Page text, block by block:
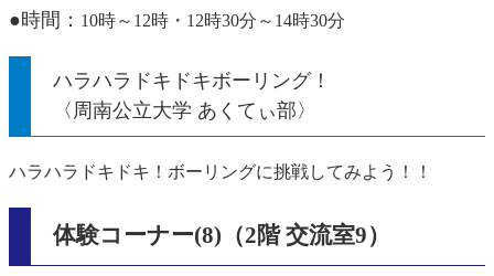
●時間： 10時～12時・12時30分～14時30分​
ハラハラドキドキボーリング！
〈周南公立大学 あくてぃ部〉
ハラハラドキドキ！ボーリングに挑戦してみよう！！
体験コーナー(8)（2階 交流室9）